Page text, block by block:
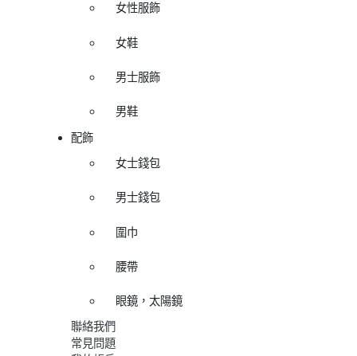
女性服飾
女鞋
男士服飾
男鞋
配飾
女士錢包
男士錢包
圍巾
腰帶
眼鏡，太陽鏡
聯絡我們
常見問題